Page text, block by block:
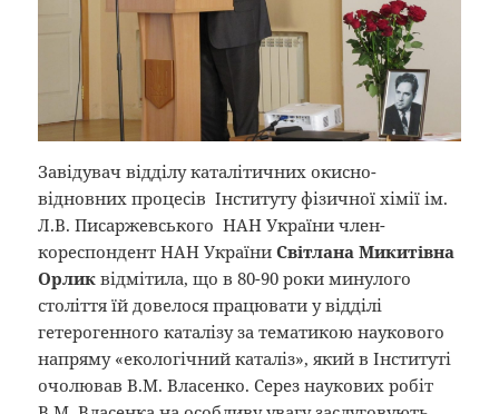
Завідувач відділу каталітичних окисно-
відновних процесів Інституту фізичної хімії ім.
Л.В. Писаржевського НАН України член-
кореспондент НАН України Світлана Микитівна
Орликвідмітила, що в 80-90 роки минулого
століття їй довелося працювати у відділі
гетерогенного каталізу за тематикою наукового
напряму «екологічний каталіз», який в Інституті
очолював В.М. Власенко. Серез наукових робіт